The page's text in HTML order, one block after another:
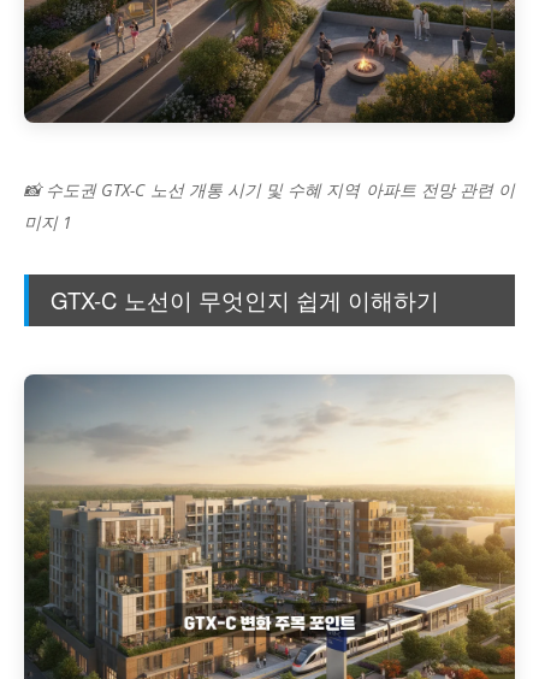
📸 수도권 GTX-C 노선 개통 시기 및 수혜 지역 아파트 전망 관련 이
미지 1
GTX-C 노선이 무엇인지 쉽게 이해하기